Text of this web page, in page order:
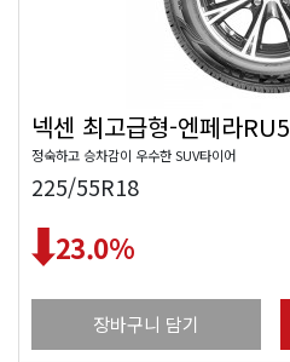
넥센 최고급형-엔페라RU5
정숙하고 승차감이 우수한 SUV타이어
225/55R18
23.0%
장바구니 담기